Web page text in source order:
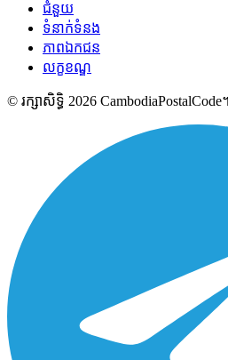
ជំនួយ
ទំនាក់ទំនង
ភាពឯកជន
លក្ខខណ្ឌ
© រក្សាសិទ្ធិ 2026